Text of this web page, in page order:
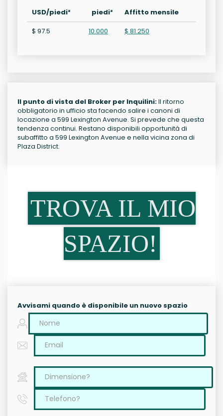
USD/piedi² piedi²
Affitto mensile
$ 97.5
10.000 $ 81.250
Il punto di vista del Broker per Inquilini:Il ritorno
obbligatorio in ufficio sta facendo salire i canoni di
locazione a 599 Lexington Avenue. Si prevede che questa
tendenza continui. Restano disponibili opportunità di
subaffitto a 599 Lexington Avenue e nella vicina zona di
Plaza District.
TROVA IL MIO
SPAZIO!
Avvisami quando è disponibile un nuovo spazio